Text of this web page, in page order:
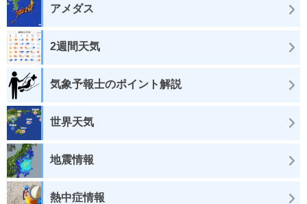
アメダス
2週間天気
気象予報士のポイント解説
世界天気
地震情報
熱中症情報